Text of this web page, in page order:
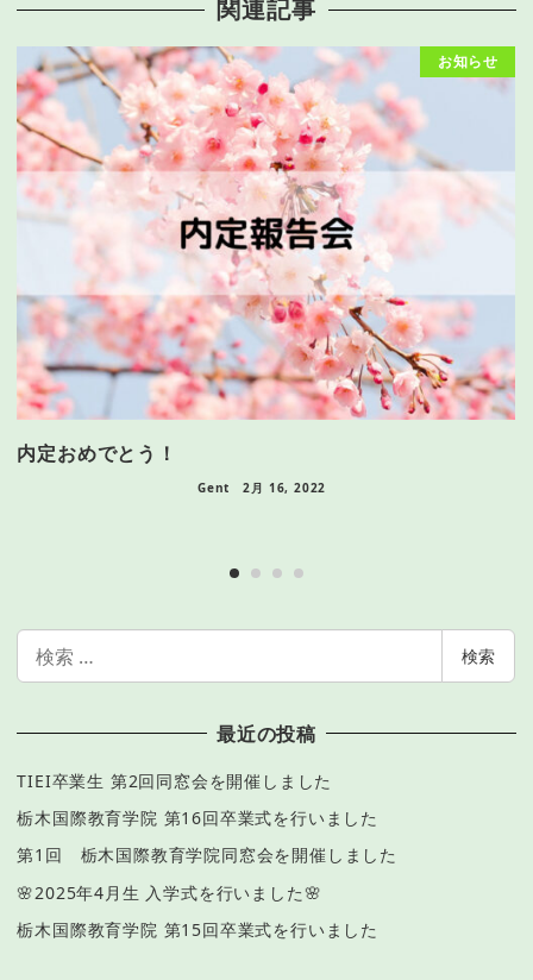
関連記事
お知らせ
内定おめでとう！
Gent 2月 16, 2022
検索
最近の投稿
TIEI卒業生 第2回同窓会を開催しました
栃木国際教育学院 第16回卒業式を行いました
第1回 栃木国際教育学院同窓会を開催しました
🌸2025年4月生 入学式を行いました🌸
栃木国際教育学院 第15回卒業式を行いました